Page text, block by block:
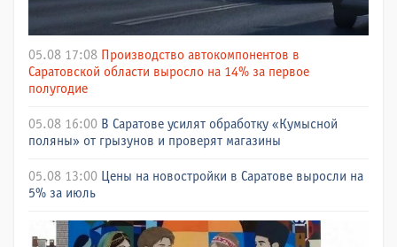
05.08 17:08 Производство автокомпонентов в
Саратовской области выросло на 14% за первое
полугодие
05.08 16:00 В Саратове усилят обработку «Кумысной
поляны» от грызунов и проверят магазины
05.08 13:00 Цены на новостройки в Саратове выросли на
5% за июль